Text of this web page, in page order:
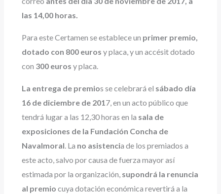
las 14,00 horas.
Para este Certamen se establece un primer premio,
dotado con 800 euros y placa, y un accésit dotado
con 300 euros y placa.
La entrega de premios se celebrará el sábado día
16 de diciembre de 2017, en un acto público que
tendrá lugar a las 12,30 horas en la sala de
exposiciones de la Fundación Concha de
Navalmoral. La no asistencia de los premiados a
este acto, salvo por causa de fuerza mayor así
estimada por la organización, supondrá la renuncia
al premio cuya dotación económica revertirá a la